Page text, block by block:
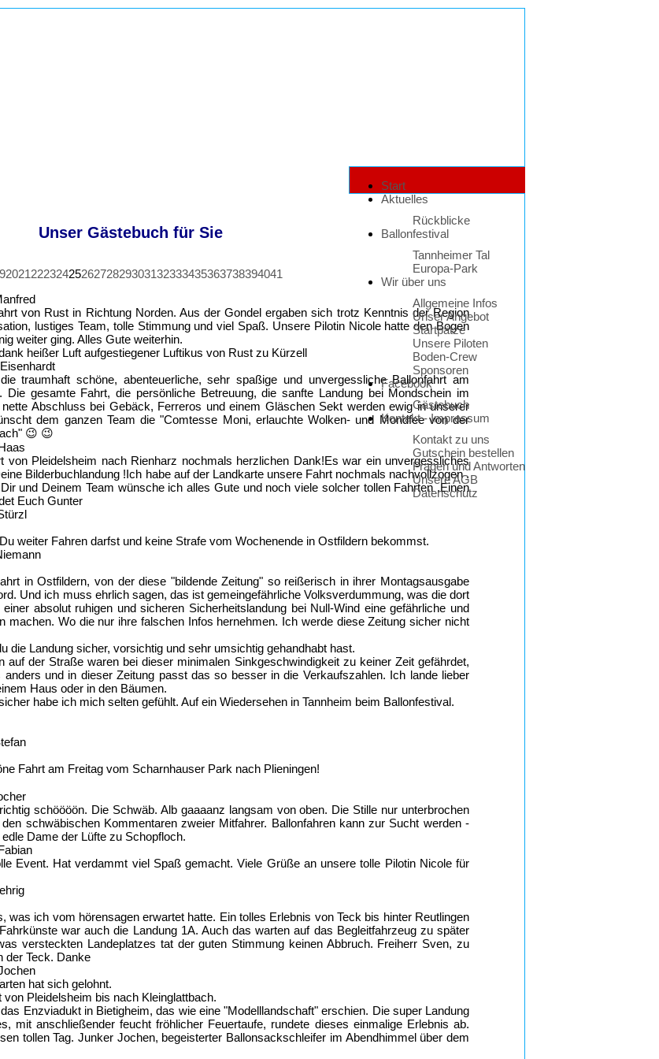
Start
Aktuelles
Rückblicke
Ballonfestival
Tannheimer Tal
Europa-Park
Wir über uns
Allgemeine Infos
Unser Angebot
Startpätze
Unsere Piloten
Boden-Crew
Sponsoren
Facebook
Gästebuch
Kontakt - Impressum
Kontakt zu uns
Gutschein bestellen
Fragen und Antworten
Unsere AGB
Datenschutz
Unser Gästebuch für Sie
20212223242526272829303132333435363738394041
von Rust in Richtung Norden. Aus der Gondel ergaben sich trotz Kenntnis der Region
lustiges Team, tolle Stimmung und viel Spaß. Unsere Pilotin Nicole hatte den Bogen
weiter ging. Alles Gute weiterhin.
heißer Luft aufgestiegener Luftikus von Rust zu Kürzell
traumhaft schöne, abenteuerliche, sehr spaßige und unvergessliche Ballonfahrt am
Die gesamte Fahrt, die persönliche Betreuung, die sanfte Landung bei Mondschein im
Abschluss bei Gebäck, Ferreros und einem Gläschen Sekt werden ewig in unserer
dem ganzen Team die "Comtesse Moni, erlauchte Wolken- und Mondfee von der
😉 😉
von Pleidelsheim nach Rienharz nochmals herzlichen Dank!Es war ein unvergessliches
Bilderbuchlandung !Ich habe auf der Landkarte unsere Fahrt nochmals nachvollzogen .
und Deinem Team wünsche ich alles Gute und noch viele solcher tollen Fahrten .Einen
Euch Gunter
weiter Fahren darfst und keine Strafe vom Wochenende in Ostfildern bekommst.
in Ostfildern, von der diese "bildende Zeitung" so reißerisch in ihrer Montagsausgabe
Und ich muss ehrlich sagen, das ist gemeingefährliche Volksverdummung, was die dort
absolut ruhigen und sicheren Sicherheitslandung bei Null-Wind eine gefährliche und
machen. Wo die nur ihre falschen Infos hernehmen. Ich werde diese Zeitung sicher nicht
die Landung sicher, vorsichtig und sehr umsichtig gehandhabt hast.
auf der Straße waren bei dieser minimalen Sinkgeschwindigkeit zu keiner Zeit gefährdet,
und in dieser Zeitung passt das so besser in die Verkaufszahlen. Ich lande lieber
Haus oder in den Bäumen.
habe ich mich selten gefühlt. Auf ein Wiedersehen in Tannheim beim Ballonfestival.
Fahrt am Freitag vom Scharnhauser Park nach Plieningen!
schöööön. Die Schwäb. Alb gaaaanz langsam von oben. Die Stille nur unterbrochen
schwäbischen Kommentaren zweier Mitfahrer. Ballonfahren kann zur Sucht werden -
Dame der Lüfte zu Schopfloch.
Event. Hat verdammt viel Spaß gemacht. Viele Grüße an unsere tolle Pilotin Nicole für
was ich vom hörensagen erwartet hatte. Ein tolles Erlebnis von Teck bis hinter Reutlingen
war auch die Landung 1A. Auch das warten auf das Begleitfahrzeug zu später
versteckten Landeplatzes tat der guten Stimmung keinen Abbruch. Freiherr Sven, zu
der Teck. Danke
hat sich gelohnt.
Pleidelsheim bis nach Kleinglattbach.
Enzviadukt in Bietigheim, das wie eine "Modelllandschaft" erschien. Die super Landung
mit anschließender feucht fröhlicher Feuertaufe, rundete dieses einmalige Erlebnis ab.
tollen Tag. Junker Jochen, begeisterter Ballonsackschleifer im Abendhimmel über dem